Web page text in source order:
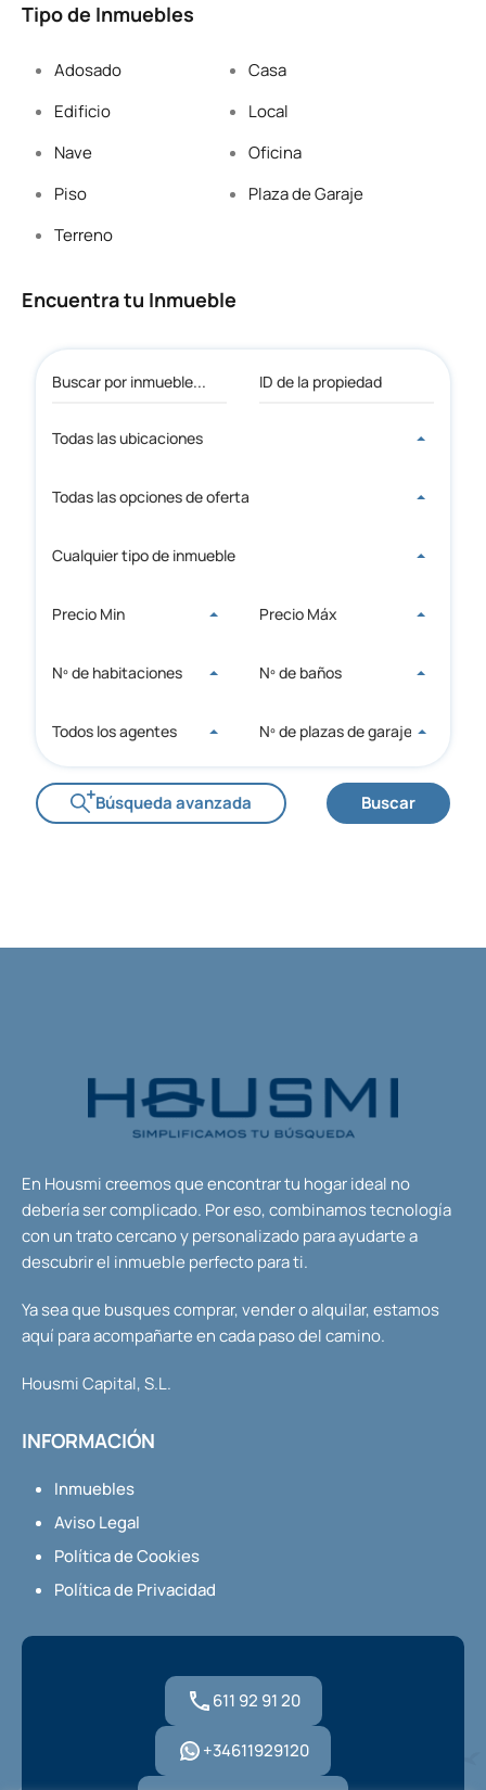
Tipo de Inmuebles
Adosado
Casa
Edificio
Local
Nave
Oficina
Piso
Plaza de Garaje
Terreno
Encuentra tu Inmueble
Todas las ubicaciones
Todas las opciones de oferta
Cualquier tipo de inmueble
Precio Min Precio Máx
Nº de habitaciones Nº de baños
Todos los agentes Nº de plazas de garaje
Búsqueda avanzada Buscar
En Housmi creemos que encontrar tu hogar ideal no
debería ser complicado. Por eso, combinamos tecnología
con un trato cercano y personalizado para ayudarte a
descubrir el inmueble perfecto para ti.
Ya sea que busques comprar, vender o alquilar, estamos
aquí para acompañarte en cada paso del camino.
Housmi Capital, S.L.
INFORMACIÓN
Inmuebles
Aviso Legal
Política de Cookies
Política de Privacidad
611 92 91 20
+34611929120